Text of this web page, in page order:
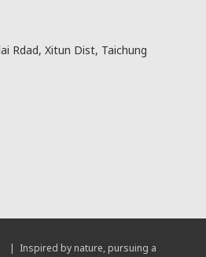
Rdad, Xitun Dist, Taichung
| Inspired by nature, pursuing a